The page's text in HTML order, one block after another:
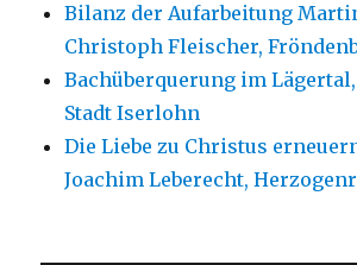
Bilanz der Aufarbeitung
Christoph Fleischer,
Bachüberquerung im
Stadt Iserlohn
Die Liebe zu Christus
Joachim Leberecht,